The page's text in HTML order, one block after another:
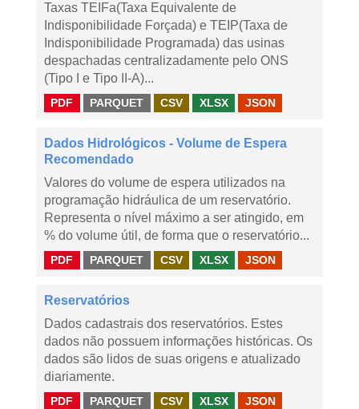
Taxas TEIFa(Taxa Equivalente de
Indisponibilidade Forçada) e TEIP(Taxa de
Indisponibilidade Programada) das usinas
despachadas centralizadamente pelo ONS
(Tipo I e Tipo II-A)...
PDF PARQUET CSV XLSX JSON
Dados Hidrológicos - Volume de Espera
Recomendado
Valores do volume de espera utilizados na
programação hidráulica de um reservatório.
Representa o nível máximo a ser atingido, em
% do volume útil, de forma que o reservatório...
PDF PARQUET CSV XLSX JSON
Reservatórios
Dados cadastrais dos reservatórios. Estes
dados não possuem informações históricas. Os
dados são lidos de suas origens e atualizado
diariamente.
PDF PARQUET CSV XLSX JSON